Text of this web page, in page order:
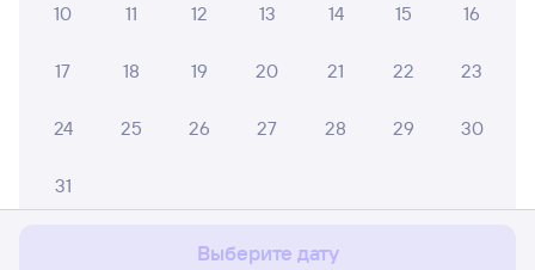
с сайтом.
10 11 12 13 14 15 16
17 18 19 20 21 22 23
24 25 26 27 28 29 30
31
Выберите дату